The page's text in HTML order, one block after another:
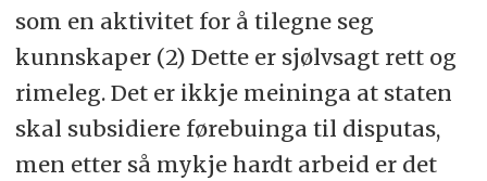
som en aktivitet for å tilegne seg
kunnskaper (2) Dette er sjølvsagt rett og
rimeleg. Det er ikkje meininga at staten
skal subsidiere førebuinga til disputas,
men etter så mykje hardt arbeid er det